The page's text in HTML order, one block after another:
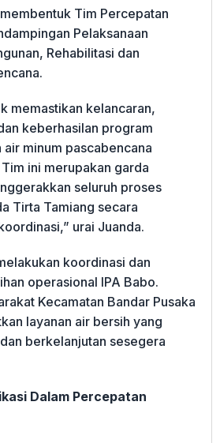
Tim Percepatan
Pelaksanaan
Rehabilitasi dan
memastikan kelancaran,
keberhasilan program
air minum pascabencana
ini merupakan garda
seluruh proses
Tirta Tamiang secara
urai Juanda.
koordinasi dan
operasional IPA Babo.
Kecamatan Bandar Pusaka
layanan air bersih yang
berkelanjutan sesegera
Dalam Percepatan